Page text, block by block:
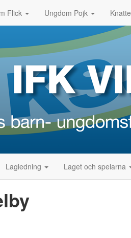
Flick Ungdom Pojk Knatte
Lagledning Laget och spelarna